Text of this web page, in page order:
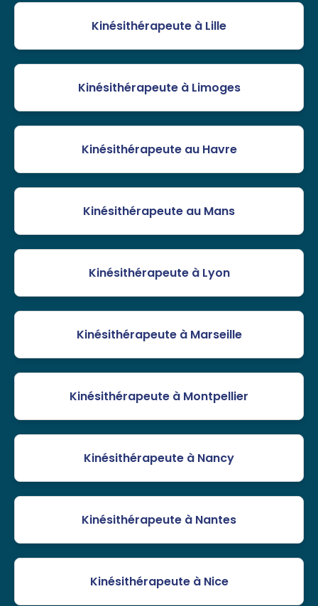
Kinésithérapeute à Lille
Kinésithérapeute à Limoges
Kinésithérapeute au Havre
Kinésithérapeute au Mans
Kinésithérapeute à Lyon
Kinésithérapeute à Marseille
Kinésithérapeute à Montpellier
Kinésithérapeute à Nancy
Kinésithérapeute à Nantes
Kinésithérapeute à Nice